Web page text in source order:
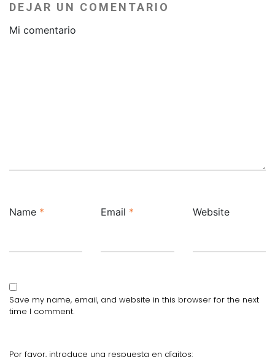
DEJAR UN COMENTARIO
Mi comentario
Name * Email * Website
Save my name, email, and website in this browser for the next
time I comment.
Por favor, introduce una respuesta en dígitos: